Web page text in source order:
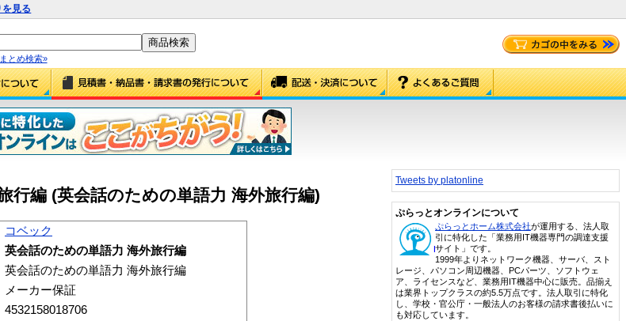
を見る
とめ検索»
行編 (英会話のための単語力 海外旅行編)
コベック
英会話のための単語力 海外旅行編
英会話のための単語力 海外旅行編
メーカー保証
4532158018706
Tweets by platonline
ぷらっとオンラインについて
ぷらっとホーム株式会社が運用する、法人取
引に特化した「業務用IT機器専門の調達支援
サイト」です。
1999年よりネットワーク機器、サーバ、スト
レージ、パソコン周辺機器、PCパーツ、ソフトウェ
ア、ライセンスなど、業務用IT機器中心に販売。品揃え
は業界トップクラスの約5.5万点です。法人取引に特化
し、学校・官公庁・一般法人のお客様の請求書後払いに
も対応しています。